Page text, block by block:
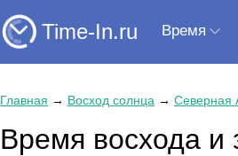
Time-In.ru Время
Главная → Восход солнца → Северная
Время восхода и